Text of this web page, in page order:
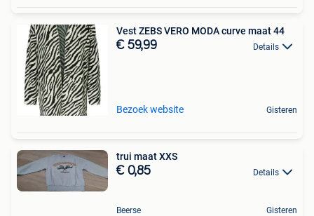
Vest ZEBS VERO MODA curve maat 44
€ 59,99 Details
Bezoek website Gisteren
trui maat XXS
€ 0,85 Details
Beerse Gisteren